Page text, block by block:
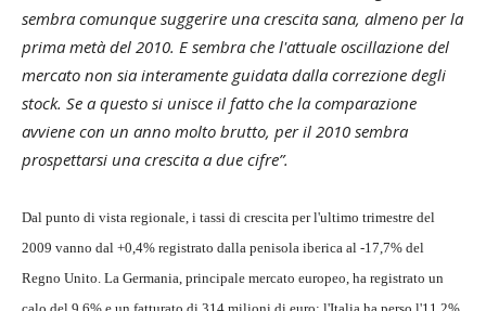
sembra comunque suggerire una crescita sana, almeno per la
prima metà del 2010. E sembra che l'attuale oscillazione del
mercato non sia interamente guidata dalla correzione degli
stock. Se a questo si unisce il fatto che la comparazione
avviene con un anno molto brutto, per il 2010 sembra
prospettarsi una crescita a due cifre”.
Dal punto di vista regionale, i tassi di crescita per l'ultimo trimestre del
2009 vanno dal +0,4% registrato dalla penisola iberica al -17,7% del
Regno Unito. La Germania, principale mercato europeo, ha registrato un